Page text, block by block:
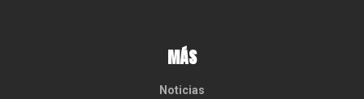
MÁS
Noticias